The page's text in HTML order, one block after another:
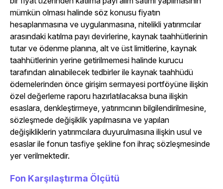
mümkün olması halinde söz konusu fiyatın
hesaplanmasına ve uygulanmasına, nitelikli yatırımcılar
arasındaki katılma payı devirlerine, kaynak taahhütlerinin
tutar ve ödenme planına, alt ve üst limitlerine, kaynak
taahhütlerinin yerine getirilmemesi halinde kurucu
tarafından alınabilecek tedbirler ile kaynak taahhüdü
ödemelerinden önce girişim sermayesi portföyüne ilişkin
özel değerleme raporu hazırlatılacaksa buna ilişkin
esaslara, denkleştirmeye, yatırımcının bilgilendirilmesine,
sözleşmede değişiklik yapılmasına ve yapılan
değişikliklerin yatırımcılara duyurulmasına ilişkin usul ve
esaslar ile fonun tasfiye şekline fon ihraç sözleşmesinde
yer verilmektedir.
Fon Karşılaştırma Ölçütü